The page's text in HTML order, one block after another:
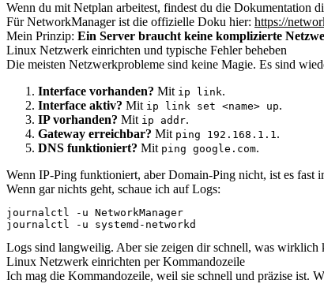
Wenn du mit Netplan arbeitest, findest du die Dokumentation
Für NetworkManager ist die offizielle Doku hier: https://
Mein Prinzip: Ein Server braucht keine komplizierte
Linux Netzwerk einrichten und typische Fehler beheben
Die meisten Netzwerkprobleme sind keine Magie. Es sind
Interface vorhanden? Mit ip link.
Interface aktiv? Mit ip link set <name> up.
IP vorhanden? Mit ip addr.
Gateway erreichbar? Mit ping 192.168.1.1.
DNS funktioniert? Mit ping google.com.
Wenn IP-Ping funktioniert, aber Domain-Ping nicht, ist es fast
Wenn gar nichts geht, schaue ich auf Logs:
journalctl -u NetworkManager
journalctl -u systemd-networkd
Logs sind langweilig. Aber sie zeigen dir schnell, was wirklich
Linux Netzwerk einrichten per Kommandozeile
Ich mag die Kommandozeile, weil sie schnell und präzise ist.